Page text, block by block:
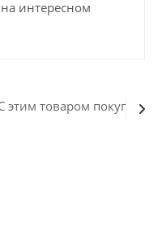
интересном
этим товаром покупают